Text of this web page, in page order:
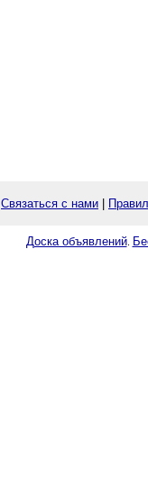
Связаться с нами
Доска объявлений.